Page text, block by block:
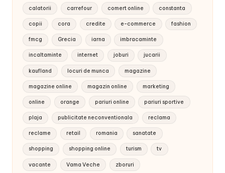
calatorii carrefour comert online constanta
copii cora credite e-commerce fashion
fmcg Grecia iarna imbracaminte
incaltaminte internet joburi jucarii
kaufland locuri de munca magazine
magazine online magazin online marketing
online orange pariuri online pariuri sportive
plaja publicitate neconventionala reclama
reclame retail romania sanatate
shopping shopping online turism tv
vacante Vama Veche zboruri